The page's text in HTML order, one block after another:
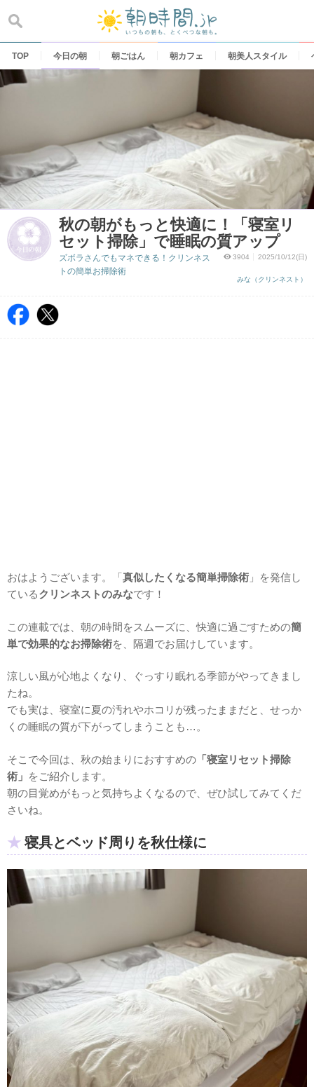
content
TOP 今日の朝 朝ごはん 朝カフェ 朝美人スタイル
秋の朝がもっと快適に！「寝室リ
セット掃除」で睡眠の質アップ
3904 2025/10/12(日)
みな（クリンネスト）
ズボラさんでもマネできる！クリンネス
トの簡単お掃除術
おはようございます。「真似したくなる簡単掃除術 」を発信し
ているクリンネストのみなです！
この連載では、朝の時間をスムーズに、快適に過ごすための簡
単で効果的なお掃除術を、隔週でお届けしています。
涼しい風が心地よくなり、ぐっすり眠れる季節がやってきまし
たね。
でも実は、寝室に夏の汚れやホコリが残ったままだと、せっか
くの睡眠の質が下がってしまうことも…。
そこで今回は、秋の始まりにおすすめの 「寝室リセット掃除
術」 をご紹介します。
朝の目覚めがもっと気持ちよくなるので、ぜひ試してみてくだ
さいね。
寝具とベッド周りを秋仕様に